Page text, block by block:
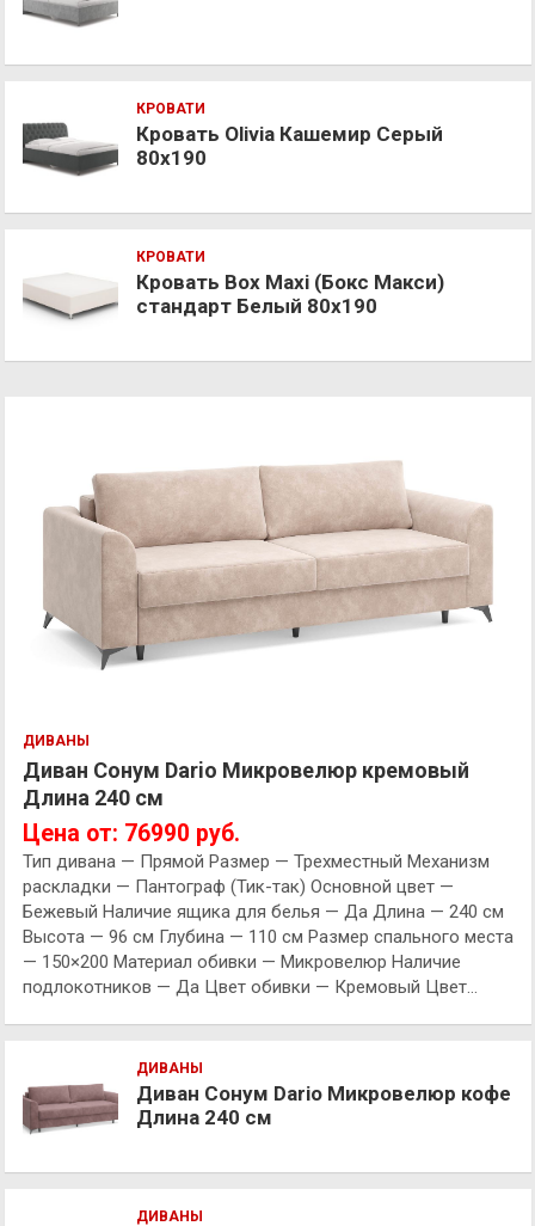
КРОВАТИ
Кровать Olivia Кашемир Серый
80х190
КРОВАТИ
Кровать Box Maxi (Бокс Макси)
стандарт Белый 80х190
ДИВАНЫ
Диван Сонум Dario Микровелюр кремовый
Длина 240 см
Цена от: 76990 руб.
Тип дивана — Прямой Размер — Трехместный Механизм
раскладки — Пантограф (Тик-так) Основной цвет —
Бежевый Наличие ящика для белья — Да Длина — 240 см
Высота — 96 см Глубина — 110 см Размер спального места
— 150×200 Материал обивки — Микровелюр Наличие
подлокотников — Да Цвет обивки — Кремовый Цвет…
ДИВАНЫ
Диван Сонум Dario Микровелюр кофе
Длина 240 см
ДИВАНЫ